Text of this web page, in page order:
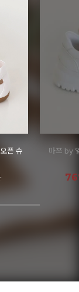
커즈
마쯔 by